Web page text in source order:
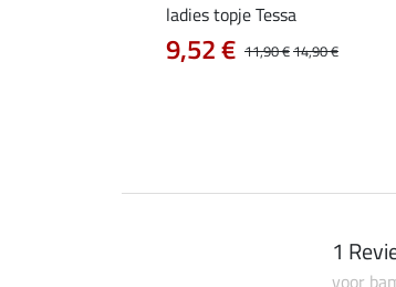
ladies topje Tessa
11,90 €14,90 €
9,52 €
1
voor